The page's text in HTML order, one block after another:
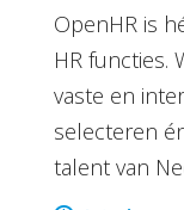
OpenHR is
HR functies.
vaste en
selecteren
talent van